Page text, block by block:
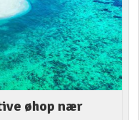
øhop nær